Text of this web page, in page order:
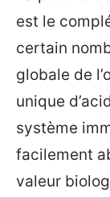
est le
certain
globale de
unique
système
facilement
valeur